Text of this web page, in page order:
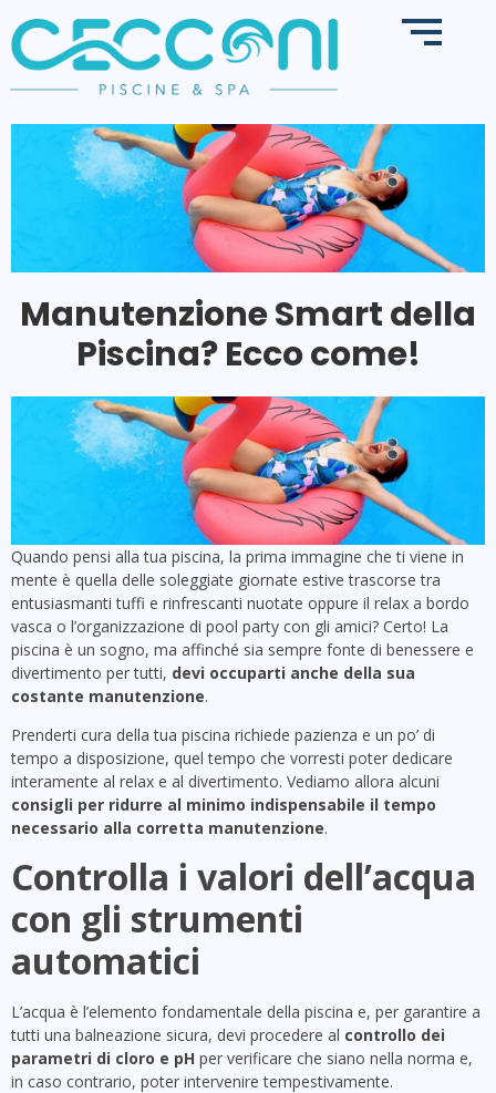
Manutenzione Smart della
Piscina? Ecco come!
Quando pensi alla tua piscina, la prima immagine che ti viene in
mente è quella delle soleggiate giornate estive trascorse tra
entusiasmanti tuffi e rinfrescanti nuotate oppure il relax a bordo
vasca o l’organizzazione di pool party con gli amici? Certo! La
piscina è un sogno, ma affinché sia sempre fonte di benessere e
divertimento per tutti, devi occuparti anche della sua
costante manutenzione.
Prenderti cura della tua piscina richiede pazienza e un po’ di
tempo a disposizione, quel tempo che vorresti poter dedicare
interamente al relax e al divertimento. Vediamo allora alcuni
consigli per ridurre al minimo indispensabile il tempo
necessario alla corretta manutenzione.
Controlla i valori dell’acqua
con gli strumenti
automatici
L’acqua è l’elemento fondamentale della piscina e, per garantire a
tutti una balneazione sicura, devi procedere al controllo dei
parametri di cloro e pH per verificare che siano nella norma e,
in caso contrario, poter intervenire tempestivamente.